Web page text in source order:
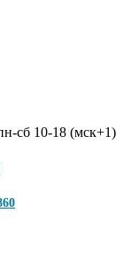
сб 10-18 (мск+1)